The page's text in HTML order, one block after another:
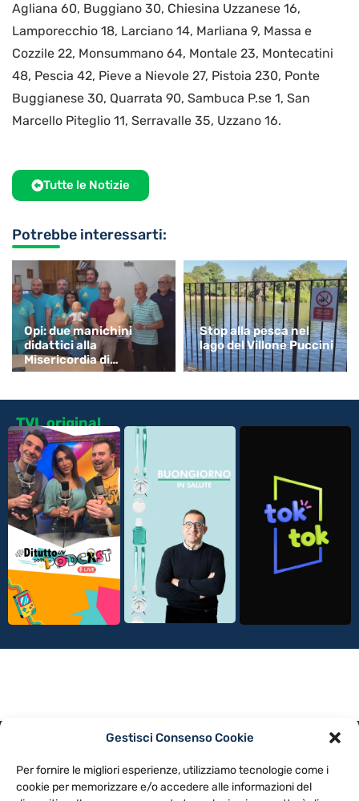
Gestisci Consenso Cookie
Per fornire le migliori esperienze, utilizziamo tecnologie come i
cookie per memorizzare e/o accedere alle informazioni del
Agliana 60, Buggiano 30, Chiesina Uzzanese 16,
Lamporecchio 18, Larciano 14, Marliana 9, Massa e
Cozzile 22, Monsummano 64, Montale 23, Montecatini
48, Pescia 42, Pieve a Nievole 27, Pistoia 230, Ponte
Buggianese 30, Quarrata 90, Sambuca P.se 1, San
Marcello Piteglio 11, Serravalle 35, Uzzano 16.
Tutte le Notizie
Potrebbe interessarti:
Opi: due manichini
didattici alla
Misericordia di
Monsummano
Stop alla pesca nel
lago del Villone Puccini
TVL original
NOTE LEGALI
CONTATTACI PREFERENZE